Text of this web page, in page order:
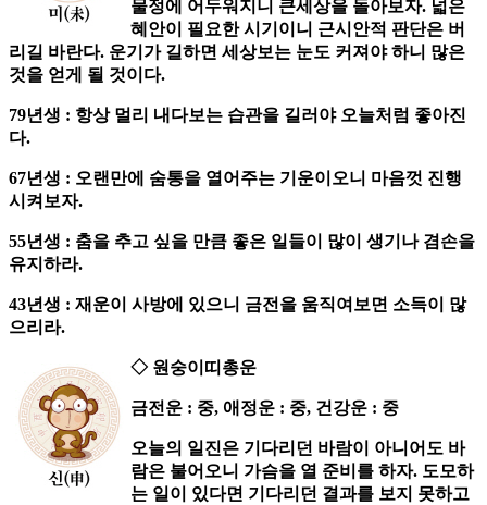
물정에 어두워지니 큰세상을 돌아보자. 넓은
혜안이 필요한 시기이니 근시안적 판단은 버
리길 바란다. 운기가 길하면 세상보는 눈도 커져야 하니 많은
것을 얻게 될 것이다.
79년생 : 항상 멀리 내다보는 습관을 길러야 오늘처럼 좋아진
다.
67년생 : 오랜만에 숨통을 열어주는 기운이오니 마음껏 진행
시켜보자.
55년생 : 춤을 추고 싶을 만큼 좋은 일들이 많이 생기나 겸손을
유지하라.
43년생 : 재운이 사방에 있으니 금전을 움직여보면 소득이 많
으리라.
◇ 원숭이띠총운
금전운 : 중, 애정운 : 중, 건강운 : 중
오늘의 일진은 기다리던 바람이 아니어도 바
람은 불어오니 가슴을 열 준비를 하자. 도모하
는 일이 있다면 기다리던 결과를 보지 못하고